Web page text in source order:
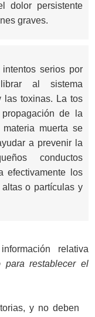
dolor persistente
graves.
serios por
al sistema
las toxinas. La tos
de la
muerta se
a prevenir la
conductos
efectivamente los
o partículas y
relativa
para restablecer el
y no deben